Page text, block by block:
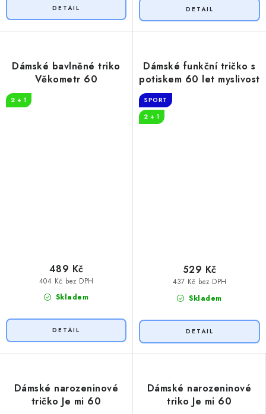
Dámské bavlněné triko
Věkometr 60
2 + 1
Skladem
404 Kč bez DPH
489 Kč
Dámské funkční tričko s
potiskem 60 let myslivost
SPORT
2 + 1
Skladem
437 Kč bez DPH
529 Kč
Dámské narozeninové
tričko Je mi 60
Dámské narozeninové
triko Je mi 60